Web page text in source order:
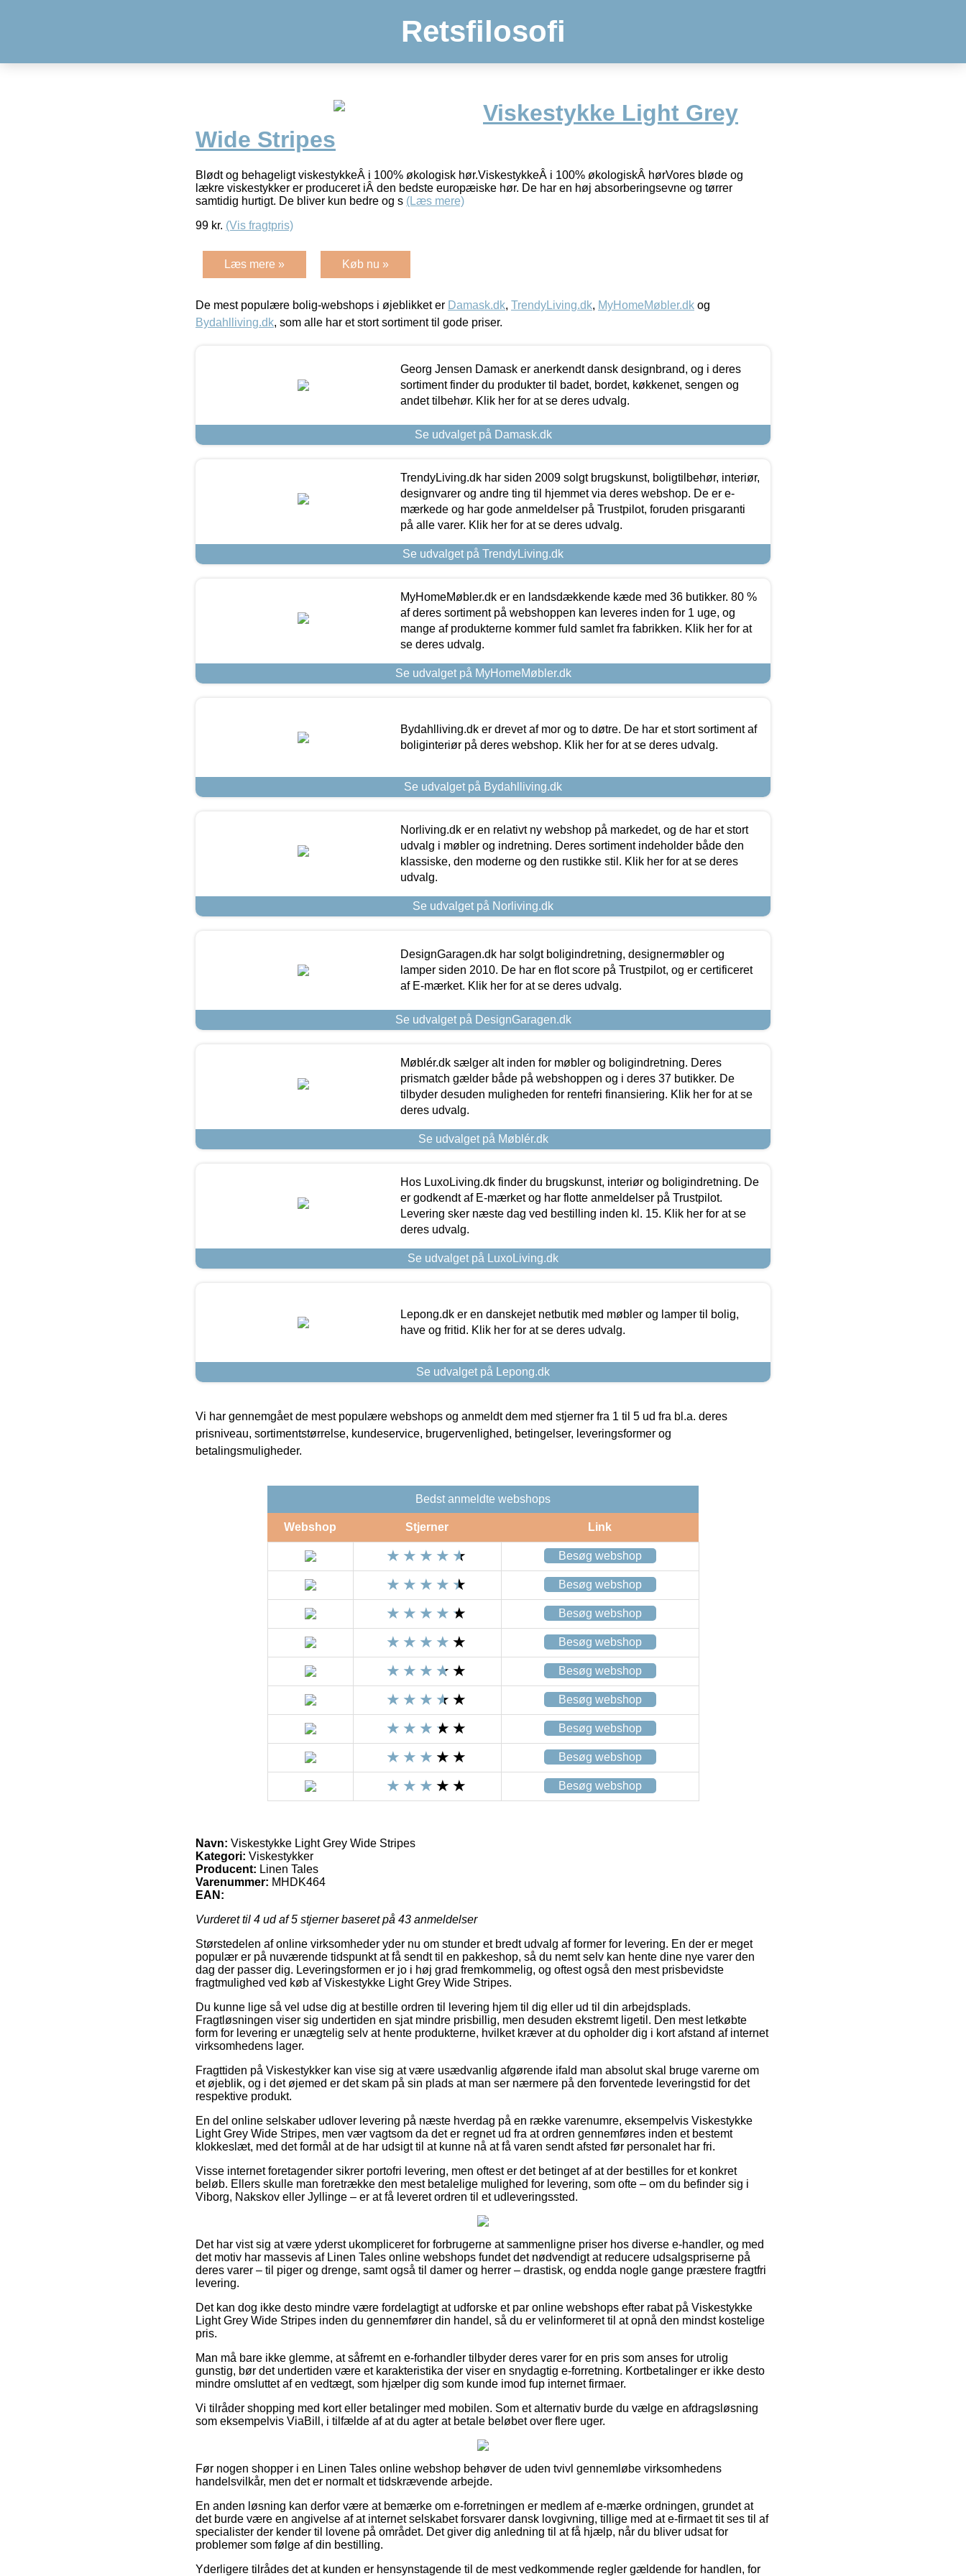
Retsfilosofi
Viskestykke Light Grey
Wide Stripes
Blødt og behageligt viskestykkeÂ i 100% økologisk hør.ViskestykkeÂ i 100% økologiskÂ hørVores bløde og
lækre viskestykker er produceret iÂ den bedste europæiske hør. De har en høj absorberingsevne og tørrer
samtidig hurtigt. De bliver kun bedre og s (Læs mere)
99 kr. (Vis fragtpris)
Læs mere » Køb nu »
De mest populære bolig-webshops i øjeblikket er Damask.dk, TrendyLiving.dk, MyHomeMøbler.dk og
Bydahlliving.dk, som alle har et stort sortiment til gode priser.
Georg Jensen Damask er anerkendt dansk designbrand, og i deres
sortiment finder du produkter til badet, bordet, køkkenet, sengen og
andet tilbehør. Klik her for at se deres udvalg.
Se udvalget på Damask.dk
TrendyLiving.dk har siden 2009 solgt brugskunst, boligtilbehør, interiør,
designvarer og andre ting til hjemmet via deres webshop. De er e-
mærkede og har gode anmeldelser på Trustpilot, foruden prisgaranti
på alle varer. Klik her for at se deres udvalg.
Se udvalget på TrendyLiving.dk
MyHomeMøbler.dk er en landsdækkende kæde med 36 butikker. 80 %
af deres sortiment på webshoppen kan leveres inden for 1 uge, og
mange af produkterne kommer fuld samlet fra fabrikken. Klik her for at
se deres udvalg.
Se udvalget på MyHomeMøbler.dk
Bydahlliving.dk er drevet af mor og to døtre. De har et stort sortiment af
boliginteriør på deres webshop. Klik her for at se deres udvalg.
Se udvalget på Bydahlliving.dk
Norliving.dk er en relativt ny webshop på markedet, og de har et stort
udvalg i møbler og indretning. Deres sortiment indeholder både den
klassiske, den moderne og den rustikke stil. Klik her for at se deres
udvalg.
Se udvalget på Norliving.dk
DesignGaragen.dk har solgt boligindretning, designermøbler og
lamper siden 2010. De har en flot score på Trustpilot, og er certificeret
af E-mærket. Klik her for at se deres udvalg.
Se udvalget på DesignGaragen.dk
Møblér.dk sælger alt inden for møbler og boligindretning. Deres
prismatch gælder både på webshoppen og i deres 37 butikker. De
tilbyder desuden muligheden for rentefri finansiering. Klik her for at se
deres udvalg.
Se udvalget på Møblér.dk
Hos LuxoLiving.dk finder du brugskunst, interiør og boligindretning. De
er godkendt af E-mærket og har flotte anmeldelser på Trustpilot.
Levering sker næste dag ved bestilling inden kl. 15. Klik her for at se
deres udvalg.
Se udvalget på LuxoLiving.dk
Lepong.dk er en danskejet netbutik med møbler og lamper til bolig,
have og fritid. Klik her for at se deres udvalg.
Se udvalget på Lepong.dk
Vi har gennemgået de mest populære webshops og anmeldt dem med stjerner fra 1 til 5 ud fra bl.a. deres
prisniveau, sortimentstørrelse, kundeservice, brugervenlighed, betingelser, leveringsformer og
betalingsmuligheder.
Bedst anmeldte webshops
Webshop Stjerner Link
Besøg webshop
Besøg webshop
Besøg webshop
Besøg webshop
Besøg webshop
Besøg webshop
Besøg webshop
Besøg webshop
Besøg webshop
Navn: Viskestykke Light Grey Wide Stripes
Kategori: Viskestykker
Producent: Linen Tales
Varenummer: MHDK464
EAN:
Vurderet til 4 ud af 5 stjerner baseret på 43 anmeldelser
Størstedelen af online virksomheder yder nu om stunder et bredt udvalg af former for levering. En der er meget
populær er på nuværende tidspunkt at få sendt til en pakkeshop, så du nemt selv kan hente dine nye varer den
dag der passer dig. Leveringsformen er jo i høj grad fremkommelig, og oftest også den mest prisbevidste
fragtmulighed ved køb af Viskestykke Light Grey Wide Stripes.
Du kunne lige så vel udse dig at bestille ordren til levering hjem til dig eller ud til din arbejdsplads.
Fragtløsningen viser sig undertiden en sjat mindre prisbillig, men desuden ekstremt ligetil. Den mest letkøbte
form for levering er unægtelig selv at hente produkterne, hvilket kræver at du opholder dig i kort afstand af internet
virksomhedens lager.
Fragttiden på Viskestykker kan vise sig at være usædvanlig afgørende ifald man absolut skal bruge varerne om
et øjeblik, og i det øjemed er det skam på sin plads at man ser nærmere på den forventede leveringstid for det
respektive produkt.
En del online selskaber udlover levering på næste hverdag på en række varenumre, eksempelvis Viskestykke
Light Grey Wide Stripes, men vær vagtsom da det er regnet ud fra at ordren gennemføres inden et bestemt
klokkeslæt, med det formål at de har udsigt til at kunne nå at få varen sendt afsted før personalet har fri.
Visse internet foretagender sikrer portofri levering, men oftest er det betinget af at der bestilles for et konkret
beløb. Ellers skulle man foretrække den mest betalelige mulighed for levering, som ofte – om du befinder sig i
Viborg, Nakskov eller Jyllinge – er at få leveret ordren til et udleveringssted.
Det har vist sig at være yderst ukompliceret for forbrugerne at sammenligne priser hos diverse e-handler, og med
det motiv har massevis af Linen Tales online webshops fundet det nødvendigt at reducere udsalgspriserne på
deres varer – til piger og drenge, samt også til damer og herrer – drastisk, og endda nogle gange præstere fragtfri
levering.
Det kan dog ikke desto mindre være fordelagtigt at udforske et par online webshops efter rabat på Viskestykke
Light Grey Wide Stripes inden du gennemfører din handel, så du er velinformeret til at opnå den mindst kostelige
pris.
Man må bare ikke glemme, at såfremt en e-forhandler tilbyder deres varer for en pris som anses for utrolig
gunstig, bør det undertiden være et karakteristika der viser en snydagtig e-forretning. Kortbetalinger er ikke desto
mindre omsluttet af en vedtægt, som hjælper dig som kunde imod fup internet firmaer.
Vi tilråder shopping med kort eller betalinger med mobilen. Som et alternativ burde du vælge en afdragsløsning
som eksempelvis ViaBill, i tilfælde af at du agter at betale beløbet over flere uger.
Før nogen shopper i en Linen Tales online webshop behøver de uden tvivl gennemløbe virksomhedens
handelsvilkår, men det er normalt et tidskrævende arbejde.
En anden løsning kan derfor være at bemærke om e-forretningen er medlem af e-mærke ordningen, grundet at
det burde være en angivelse af at internet selskabet forsvarer dansk lovgivning, tillige med at e-firmaet tit ses til af
specialister der kender til lovene på området. Det giver dig anledning til at få hjælp, når du bliver udsat for
problemer som følge af din bestilling.
Yderligere tilrådes det at kunden er hensynstagende til de mest vedkommende regler gældende for handlen, for